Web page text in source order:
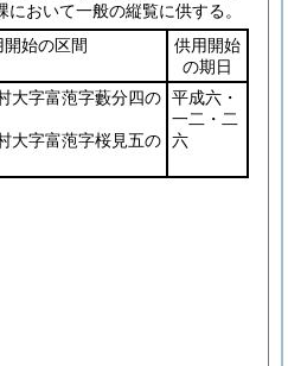
おいて一般の縦覧に供する。
開始の区間
供用開始
の期日
大字富萢字藪分四の
大字富萢字桜見五の
平成六・
一二・二
六